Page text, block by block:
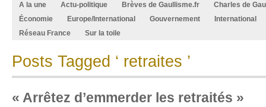
A la une
Actu-politique Brèves de Gaullisme.fr
Charles de
Économie
Europe/International Gouvernement
International
Réseau France
Sur la toile
Posts Tagged ‘ retraites ’
« Arrêtez d’emmerder les retraités »